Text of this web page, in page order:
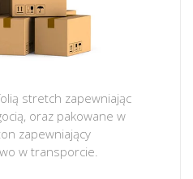
stretch zapewniając
oraz pakowane w
zapewniający
w transporcie.